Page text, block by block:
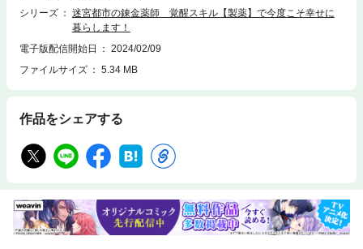
シリーズ
迷宮都市の錬金薬師 覚醒スキル【製薬】で今度こそ幸せに
暮らします！
電子版配信開始日
2024/02/09
ファイルサイズ
5.34 MB
作品をシェアする